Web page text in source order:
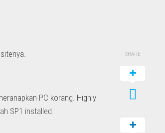
PC korang. Highly
SP1 installed.
SHARE